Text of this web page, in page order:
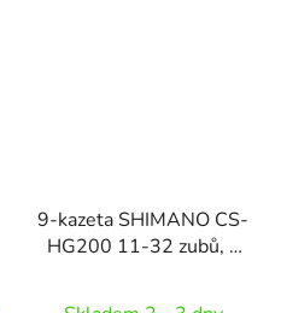
9-kazeta SHIMANO CS-
HG200 11-32 zubů, v